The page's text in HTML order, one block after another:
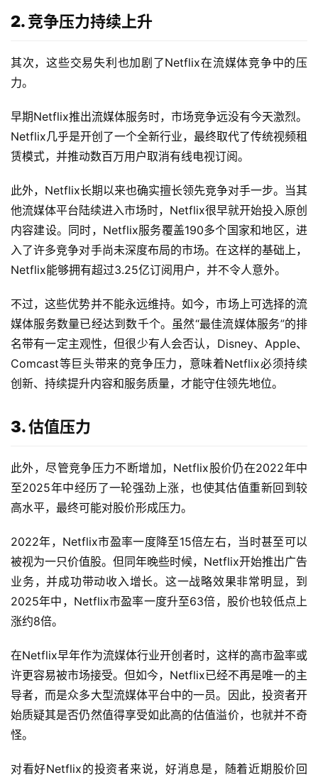
首
2. 竞争压力持续上升
其次，这些交易失利也加剧了Netflix在流媒体竞争中的压
力。
早期Netflix推出流媒体服务时，市场竞争远没有今天激烈。
Netflix几乎是开创了一个全新行业，最终取代了传统视频租
赁模式，并推动数百万用户取消有线电视订阅。
此外，Netflix长期以来也确实擅长领先竞争对手一步。当其
他流媒体平台陆续进入市场时，Netflix很早就开始投入原创
内容建设。同时，Netflix服务覆盖190多个国家和地区，进
入了许多竞争对手尚未深度布局的市场。在这样的基础上，
Netflix能够拥有超过3.25亿订阅用户，并不令人意外。
不过，这些优势并不能永远维持。如今，市场上可选择的流
媒体服务数量已经达到数千个。虽然“最佳流媒体服务”的排
名带有一定主观性，但很少有人会否认，Disney、Apple、
Comcast等巨头带来的竞争压力，意味着Netflix必须持续
创新、持续提升内容和服务质量，才能守住领先地位。
3. 估值压力
此外，尽管竞争压力不断增加，Netflix股价仍在2022年中
至2025年中经历了一轮强劲上涨，也使其估值重新回到较
高水平，最终可能对股价形成压力。
2022年，Netflix市盈率一度降至15倍左右，当时甚至可以
被视为一只价值股。但同年晚些时候，Netflix开始推出广告
业务，并成功带动收入增长。这一战略效果非常明显，到
2025年中，Netflix市盈率一度升至63倍，股价也较低点上
涨约8倍。
在Netflix早年作为流媒体行业开创者时，这样的高市盈率或
许更容易被市场接受。但如今，Netflix已经不再是唯一的主
导者，而是众多大型流媒体平台中的一员。因此，投资者开
始质疑其是否仍然值得享受如此高的估值溢价，也就并不奇
怪。
对看好Netflix的投资者来说，好消息是，随着近期股价回